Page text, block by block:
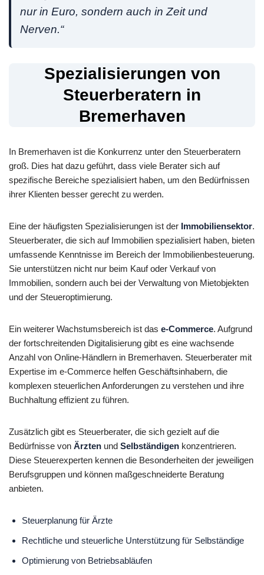
nur in Euro, sondern auch in Zeit und
Nerven.“
Spezialisierungen von
Steuerberatern in
Bremerhaven
In Bremerhaven ist die Konkurrenz unter den Steuerberatern
groß. Dies hat dazu geführt, dass viele Berater sich auf
spezifische Bereiche spezialisiert haben, um den Bedürfnissen
ihrer Klienten besser gerecht zu werden.
Eine der häufigsten Spezialisierungen ist der Immobiliensektor.
Steuerberater, die sich auf Immobilien spezialisiert haben, bieten
umfassende Kenntnisse im Bereich der Immobilienbesteuerung.
Sie unterstützen nicht nur beim Kauf oder Verkauf von
Immobilien, sondern auch bei der Verwaltung von Mietobjekten
und der Steueroptimierung.
Ein weiterer Wachstumsbereich ist das e-Commerce. Aufgrund
der fortschreitenden Digitalisierung gibt es eine wachsende
Anzahl von Online-Händlern in Bremerhaven. Steuerberater mit
Expertise im e-Commerce helfen Geschäftsinhabern, die
komplexen steuerlichen Anforderungen zu verstehen und ihre
Buchhaltung effizient zu führen.
Zusätzlich gibt es Steuerberater, die sich gezielt auf die
Bedürfnisse von Ärzten und Selbständigen konzentrieren.
Diese Steuerexperten kennen die Besonderheiten der jeweiligen
Berufsgruppen und können maßgeschneiderte Beratung
anbieten.
Steuerplanung für Ärzte
Rechtliche und steuerliche Unterstützung für Selbständige
Optimierung von Betriebsabläufen